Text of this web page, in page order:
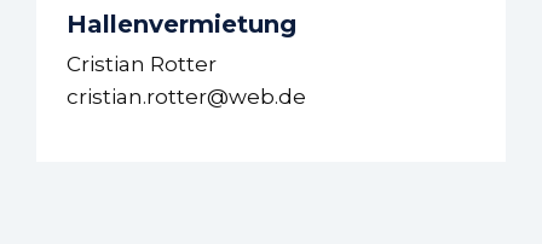
Hallenvermietung
Cristian Rotter
cristian.rotter@web.de